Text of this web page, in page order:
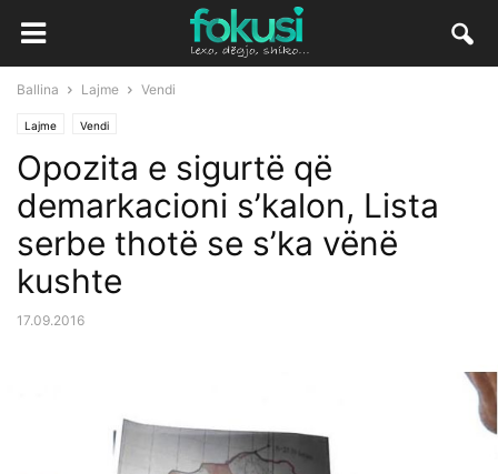
Ballina Lajme Vendi
Lajme Vendi
Opozita e sigurtë që
demarkacioni s’kalon, Lista
serbe thotë se s’ka vënë
kushte
17.09.2016